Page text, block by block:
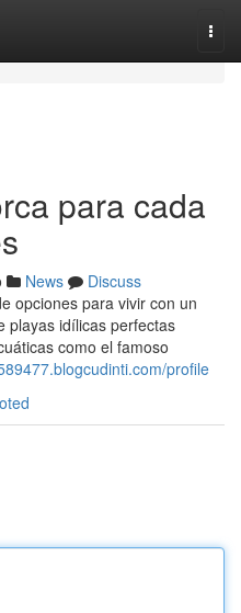
para cada
News
Discuss
opciones para vivir con un
playas idílicas perfectas
como el famoso
profile